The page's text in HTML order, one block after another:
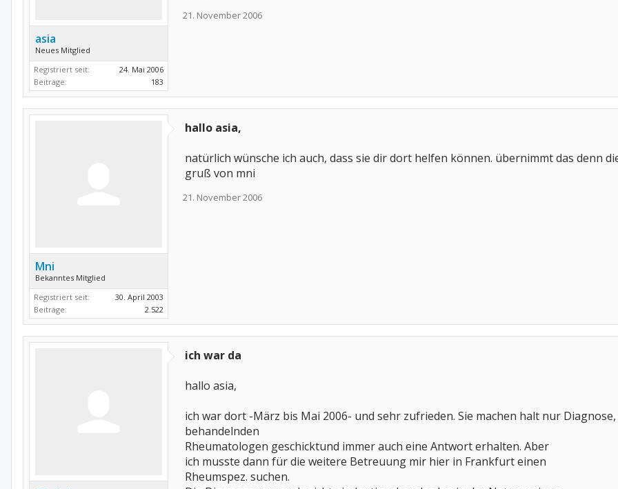
asia
Neues Mitglied
Registriert seit:
24. Mai 2006
Beiträge:
183
21. November 2006
Mni
Bekanntes Mitglied
Registriert seit:
30. April 2003
Beiträge:
2.522
hallo asia,
natürlich wünsche ich auch, dass sie dir dort helfen können. übernimmt das denn
gruß von mni
21. November 2006
ich war da
hallo asia,
ich war dort -März bis Mai 2006- und sehr zufrieden. Sie machen halt nur
behandelnden
Rheumatologen geschicktund immer auch eine Antwort erhalten. Aber
ich musste dann für die weitere Betreuung mir hier in Frankfurt einen
Rheumspez. suchen.